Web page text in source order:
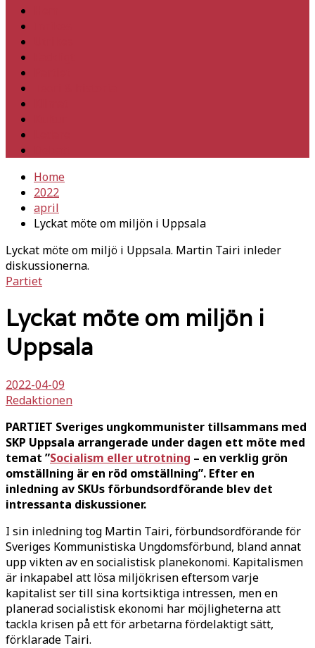
Home
2022
april
Lyckat möte om miljön i Uppsala
Lyckat möte om miljö i Uppsala. Martin Tairi inleder
diskussionerna.
Partiet
Lyckat möte om miljön i
Uppsala
2022-04-09
Redaktionen
PARTIET Sveriges ungkommunister tillsammans med
SKP Uppsala arrangerade under dagen ett möte med
temat ”Socialism eller utrotning – en verklig grön
omställning är en röd omställning”. Efter en
inledning av SKUs förbundsordförande blev det
intressanta diskussioner.
I sin inledning tog Martin Tairi, förbundsordförande för
Sveriges Kommunistiska Ungdomsförbund, bland annat
upp vikten av en socialistisk planekonomi. Kapitalismen
är inkapabel att lösa miljökrisen eftersom varje
kapitalist ser till sina kortsiktiga intressen, men en
planerad socialistisk ekonomi har möjligheterna att
tackla krisen på ett för arbetarna fördelaktigt sätt,
förklarade Tairi.